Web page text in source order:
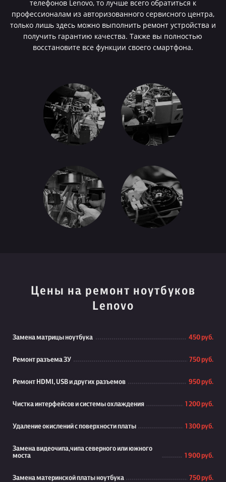
телефонов Lenovo, то лучше всего обратиться к
профессионалам из авторизованного сервисного центра,
только лишь здесь можно выполнить ремонт устройства и
получить гарантию качества. Также вы полностью
восстановите все функции своего смартфона.
Цены на ремонт ноутбуков
Lenovo
Замена матрицы ноутбука 450 руб.
Ремонт разъема ЗУ 750 руб.
Ремонт HDMI, USB и других разъемов 950 руб.
Чистка интерфейсов и системы охлаждения 1 200 руб.
Удаление окислений с поверхности платы 1 300 руб.
Замена видеочипа,чипа северного или южного
моста
1 900 руб.
Замена материнской платы ноутбука 750 руб.